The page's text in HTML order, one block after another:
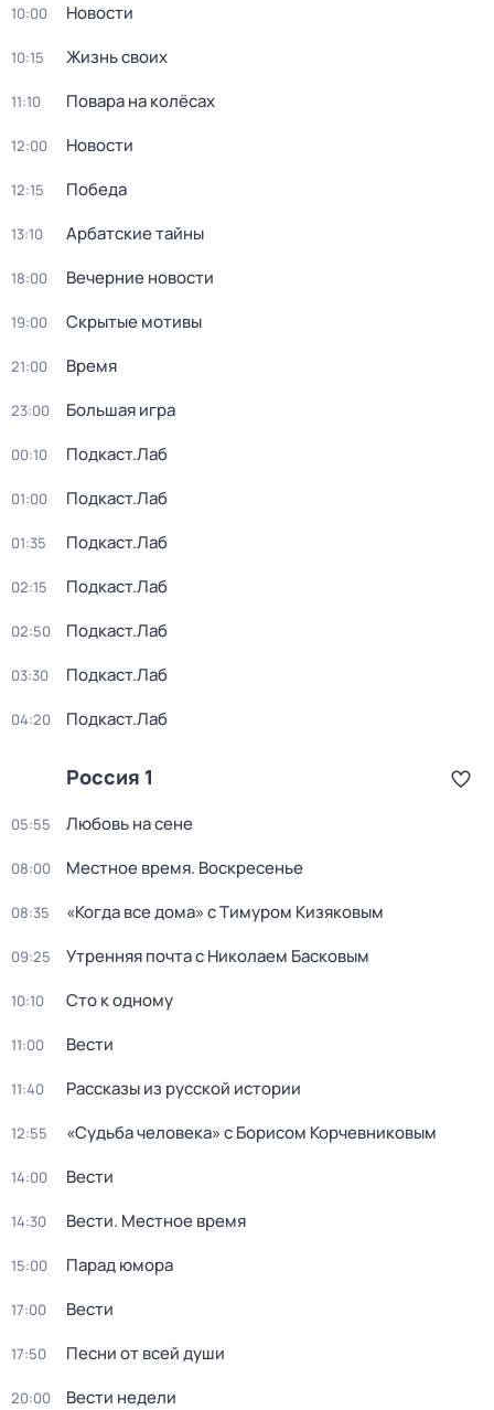
10:00 Новости
10:15 Жизнь своих
11:10 Повара на колёсах
12:00 Новости
12:15 Победа
13:10 Арбатские тайны
18:00 Вечерние новости
19:00 Скрытые мотивы
21:00 Время
23:00 Большая игра
00:10 Подкаст.Лаб
01:00 Подкаст.Лаб
01:35 Подкаст.Лаб
02:15 Подкаст.Лаб
02:50 Подкаст.Лаб
03:30 Подкаст.Лаб
04:20 Подкаст.Лаб
Россия 1
05:55 Любовь на сене
08:00 Местное время. Воскресенье
08:35 «Когда все дома» с Тимуром Кизяковым
09:25 Утренняя почта с Николаем Басковым
10:10 Сто к одному
11:00 Вести
11:40 Рассказы из русской истории
12:55 «Судьба человека» с Борисом Корчевниковым
14:00 Вести
14:30 Вести. Местное время
15:00 Парад юмора
17:00 Вести
17:50 Песни от всей души
20:00 Вести недели